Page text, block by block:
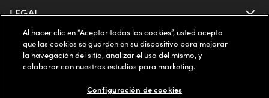
Oakley Meta
Miu Miu
Our Contact Lenses
Ray-Ban | Meta
Oakley Meta
Insurance
FSA & HSA
CareCredit Credit Card
Help Center
Online Order Status
LEGAL
Privacy Policy
COMPANY INFO
Al hacer clic en “Aceptar todas las cookies”, usted acepta
que las cookies se guarden en su dispositivo para mejorar
la navegación del sitio, analizar el uso del mismo, y
colaborar con nuestros estudios para marketing.
Configuración de cookies